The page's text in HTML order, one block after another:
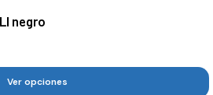
negro
Ver opciones